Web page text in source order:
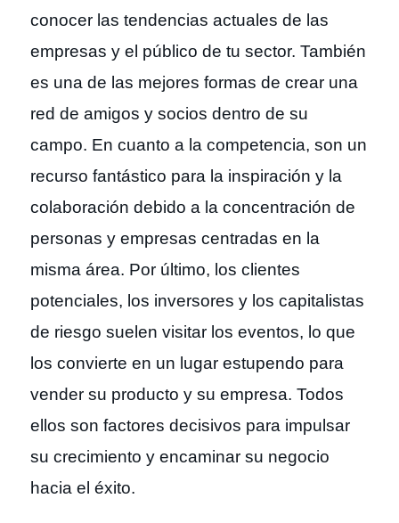
conocer las tendencias actuales de las
empresas y el público de tu sector. También
es una de las mejores formas de crear una
red de amigos y socios dentro de su
campo. En cuanto a la competencia, son un
recurso fantástico para la inspiración y la
colaboración debido a la concentración de
personas y empresas centradas en la
misma área. Por último, los clientes
potenciales, los inversores y los capitalistas
de riesgo suelen visitar los eventos, lo que
los convierte en un lugar estupendo para
vender su producto y su empresa. Todos
ellos son factores decisivos para impulsar
su crecimiento y encaminar su negocio
hacia el éxito.